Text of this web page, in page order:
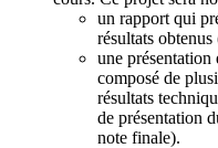
un rapport qui
résultats
une
composé de
résultats
de présentation
note finale).